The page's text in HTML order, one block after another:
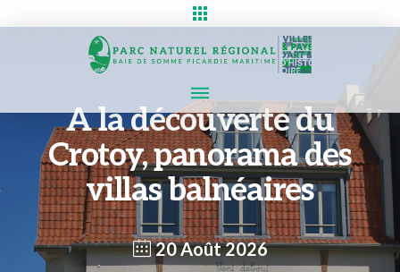
A la découverte du
Crotoy, panorama des
villas balnéaires
20 Août 2026